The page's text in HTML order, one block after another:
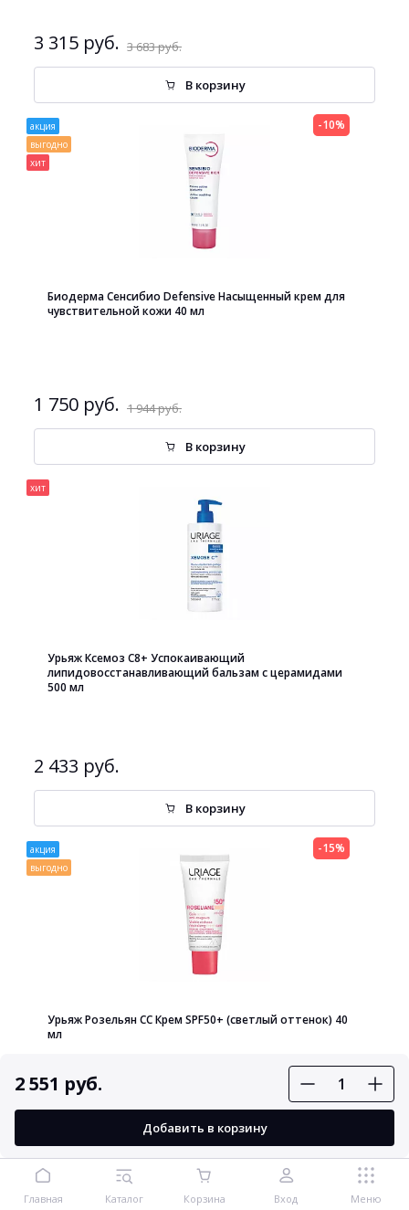
2 551 руб.
Добавить в корзину
3 315 руб. 3 683 руб.
В корзину
акция
выгодно
хит
Биодерма Сенсибио Defensive Насыщенный крем для
чувствительной кожи 40 мл
1 750 руб. 1 944 руб.
-10%
В корзину
хит
Урьяж Ксемоз С8+ Успокаивающий
липидовосстанавливающий бальзам с церамидами
500 мл
2 433 руб.
В корзину
акция
выгодно
Урьяж Розельян СС Крем SPF50+ (светлый оттенок) 40
мл
2 607 руб.
-15%
В корзину
Главная Каталог Корзина Вход Меню